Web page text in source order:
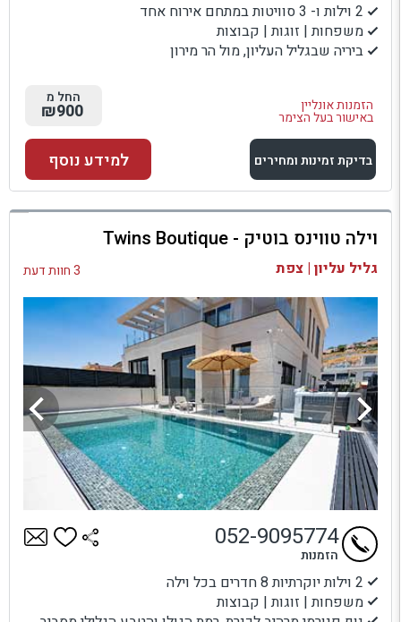
2 וילות ו- 3 סוויטות במתחם אירוח אחד
משפחות | זוגות | קבוצות
ביריה שבגליל העליון, מול הר מירון
הזמנות אונליין
באישור בעל הצימר
החל מ
₪900
בדיקת זמינות ומחירים
למתחם זה
בדיקת זמינות ומחירים
למידע נוסף
וילה טווינס בוטיק - Twins Boutique
גליל עליון | צפת 3 חוות דעת
2 וילות יוקרתיות 8 חדרים בכל וילה
משפחות | זוגות | קבוצות
052-9095774
הזמנות